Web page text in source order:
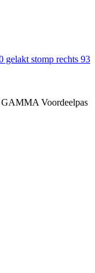
stomp rechts 93
Voordeelpas